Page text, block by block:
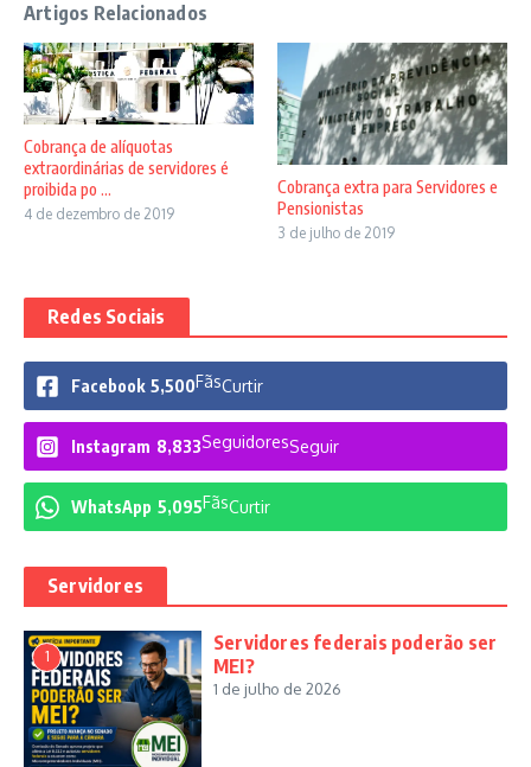
Artigos Relacionados
Cobrança de alíquotas
extraordinárias de servidores é
proibida po ...
4 de dezembro de 2019
Cobrança extra para Servidores e
Pensionistas
3 de julho de 2019
Redes Sociais
Facebook 5,500FãsCurtir
Instagram 8,833SeguidoresSeguir
WhatsApp 5,095FãsCurtir
Servidores
1
Servidores federais poderão ser
MEI?
1 de julho de 2026